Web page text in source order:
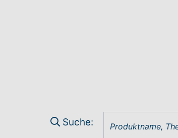
Suche: